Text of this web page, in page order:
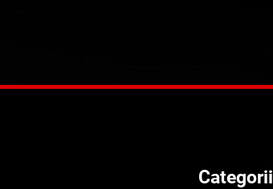
Categorii